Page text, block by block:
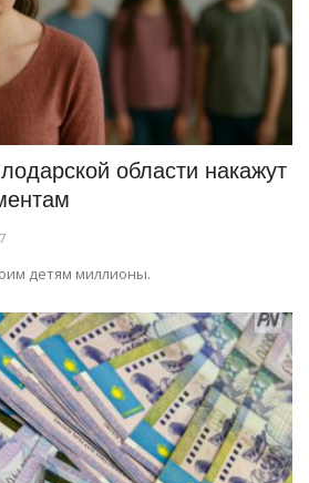
области накажут
детям миллионы.